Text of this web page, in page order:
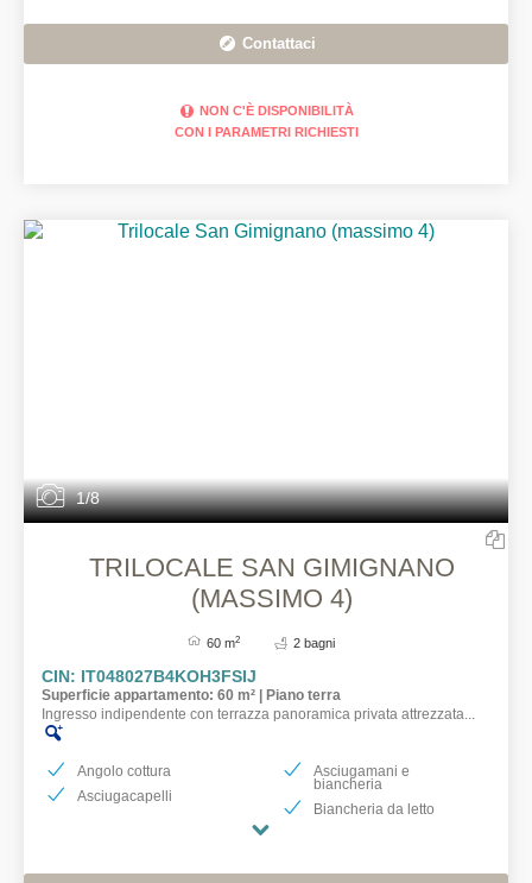
Contattaci
NON C'È DISPONIBILITÀ
CON I PARAMETRI RICHIESTI
1/8
TRILOCALE SAN GIMIGNANO
(MASSIMO 4)
60 m2 2 bagni
CIN: IT048027B4KOH3FSIJ
Superficie appartamento: 60 m² | Piano terra
Ingresso indipendente con terrazza panoramica privata attrezzata...
Angolo cottura
Asciugacapelli
Asciugamani e
biancheria
Biancheria da letto